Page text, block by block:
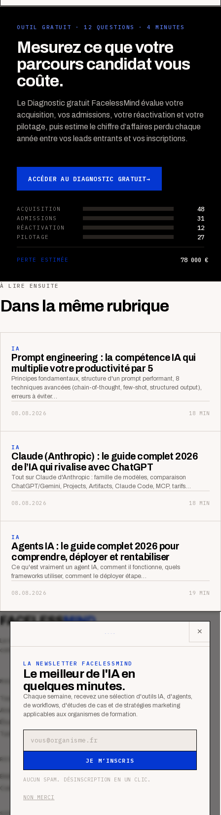
OUTIL GRATUIT · 12 QUESTIONS · 4 MINUTES
Mesurez ce que votre
parcours candidat vous
coûte.
Le Diagnostic gratuit FacelessMind évalue votre
acquisition, vos admissions, votre réactivation et votre
pilotage, puis estime le chiffre d’affaires perdu chaque
année entre vos leads entrants et vos inscriptions.
ACCÉDER AU DIAGNOSTIC GRATUIT→
ACQUISITION 48
ADMISSIONS 31
RÉACTIVATION 12
PILOTAGE 27
PERTE ESTIMÉE 78 000 €
À LIRE ENSUITE
Dans la même rubrique
IA
Prompt engineering : la compétence IA qui
multiplie votre productivité par 5
Principes fondamentaux, structure d'un prompt performant, 8
techniques avancées (chain-of-thought, few-shot, structured output),
erreurs à éviter…
08.08.2026 18 MIN
IA
Claude (Anthropic) : le guide complet 2026
de l’IA qui rivalise avec ChatGPT
Tout sur Claude d'Anthropic : famille de modèles, comparaison
ChatGPT/Gemini, Projects, Artifacts, Claude Code, MCP, tarifs…
08.08.2026 18 MIN
IA
Agents IA : le guide complet 2026 pour
comprendre, déployer et rentabiliser
Ce qu'est vraiment un agent IA, comment il fonctionne, quels
frameworks utiliser, comment le déployer étape…
08.08.2026 19 MIN
✕
LA NEWSLETTER FACELESSMIND
Le meilleur de l'IA en
quelques minutes.
Chaque semaine, recevez une sélection d'outils IA, d'agents,
de workflows, d'études de cas et de stratégies marketing
applicables aux organismes de formation.
JE M’INSCRIS
AUCUN SPAM. DÉSINSCRIPTION EN UN CLIC.
NON MERCI
FACELESSMIND
Le média qui mesurent la performance
commerciale des organismes de formation.
MAGAZINE
Tous les articles
Analyses
Tutoriels
RESSOURCES
Bibliothèque
Communauté